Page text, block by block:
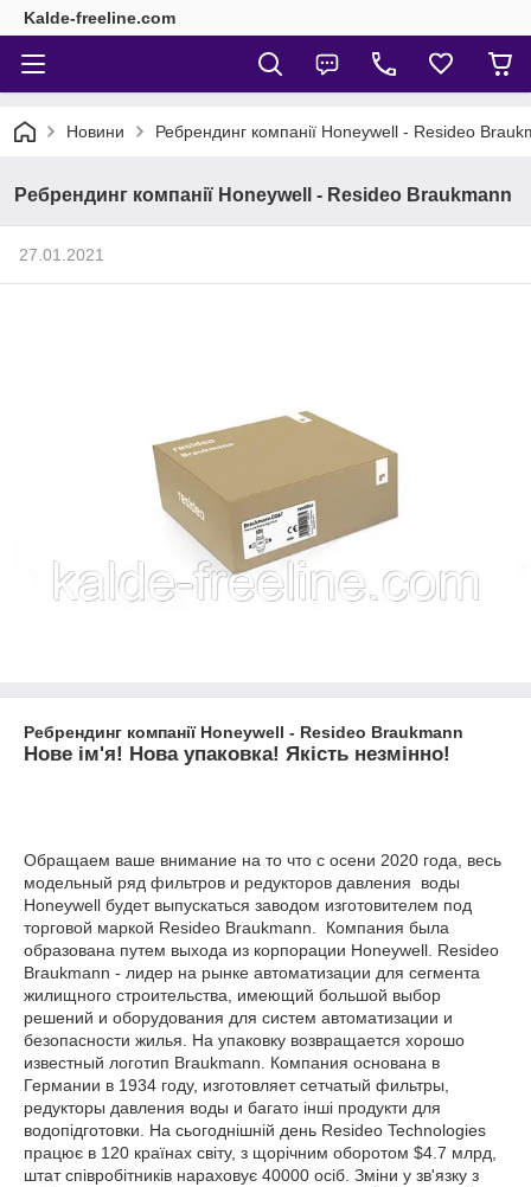
Kalde-freeline.com
Новини Ребрендинг компанії Honeywell - Resideo
Ребрендинг компанії Honeywell - Resideo Braukmann
27.01.2021
Ребрендинг компанії Honeywell - Resideo Braukmann
Нове ім'я! Нова упаковка! Якість незмінно!
Обращаем ваше внимание на то что с осени 2020 года, весь
модельный ряд фильтров и редукторов давления воды
Honeywell будет выпускаться заводом изготовителем под
торговой маркой Resideo Braukmann. Компания была
образована путем выхода из корпорации Honeywell. Resideo
Braukmann - лидер на рынке автоматизации для сегмента
жилищного строительства, имеющий большой выбор
решений и оборудования для систем автоматизации и
безопасности жилья. На упаковку возвращается хорошо
известный логотип Braukmann. Компания основана в
Германии в 1934 году, изготовляет сетчатый фильтры,
редукторы давления воды и багато інші продукти для
водопідготовки. На сьогоднішній день Resideo Technologies
працює в 120 країнах світу, з щорічним оборотом $4.7 млрд,
штат співробітників нараховує 40000 осіб. Зміни у зв'язку з